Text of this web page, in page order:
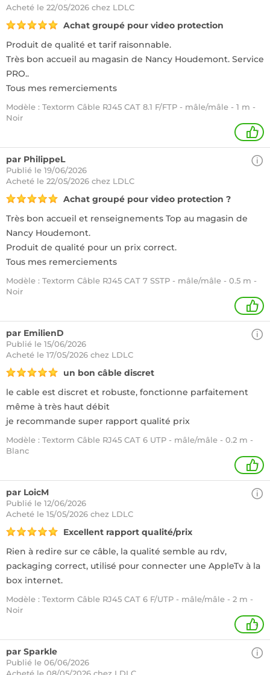
Acheté le 22/05/2026 chez LDLC
Achat groupé pour video protection
Produit de qualité et tarif raisonnable.
Très bon accueil au magasin de Nancy Houdemont. Service
PRO..
Tous mes remerciements
Modèle : Textorm Câble RJ45 CAT 8.1 F/FTP - mâle/mâle - 1 m -
Noir
1
par PhilippeL
Publié le 19/06/2026
Acheté le 22/05/2026 chez LDLC
Achat groupé pour video protection ?
Très bon accueil et renseignements Top au magasin de
Nancy Houdemont.
Produit de qualité pour un prix correct.
Tous mes remerciements
Modèle : Textorm Câble RJ45 CAT 7 SSTP - mâle/mâle - 0.5 m -
Noir
1
par EmilienD
Publié le 15/06/2026
Acheté le 17/05/2026 chez LDLC
un bon câble discret
le cable est discret et robuste, fonctionne parfaitement
même à très haut débit
je recommande super rapport qualité prix
Modèle : Textorm Câble RJ45 CAT 6 UTP - mâle/mâle - 0.2 m -
Blanc
1
par LoicM
Publié le 12/06/2026
Acheté le 15/05/2026 chez LDLC
Excellent rapport qualité/prix
Rien à redire sur ce câble, la qualité semble au rdv,
packaging correct, utilisé pour connecter une AppleTv à la
box internet.
Modèle : Textorm Câble RJ45 CAT 6 F/UTP - mâle/mâle - 2 m -
Noir
+
par Sparkle
Publié le 06/06/2026